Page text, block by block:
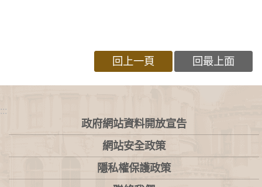
回上一頁 回最上面
:::
政府網站資料開放宣告
網站安全政策
隱私權保護政策